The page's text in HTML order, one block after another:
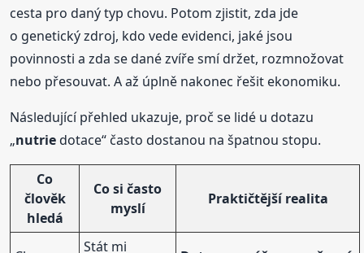
cesta pro daný typ chovu. Potom zjistit, zda jde
o genetický zdroj, kdo vede evidenci, jaké jsou
povinnosti a zda se dané zvíře smí držet, rozmnožovat
nebo přesouvat. A až úplně nakonec řešit ekonomiku.
Následující přehled ukazuje, proč se lidé u dotazu
„nutriedotace“ často dostanou na špatnou stopu.
Co
člověk
hledá
Co si často
myslí
Praktičtější realita
Stát mi